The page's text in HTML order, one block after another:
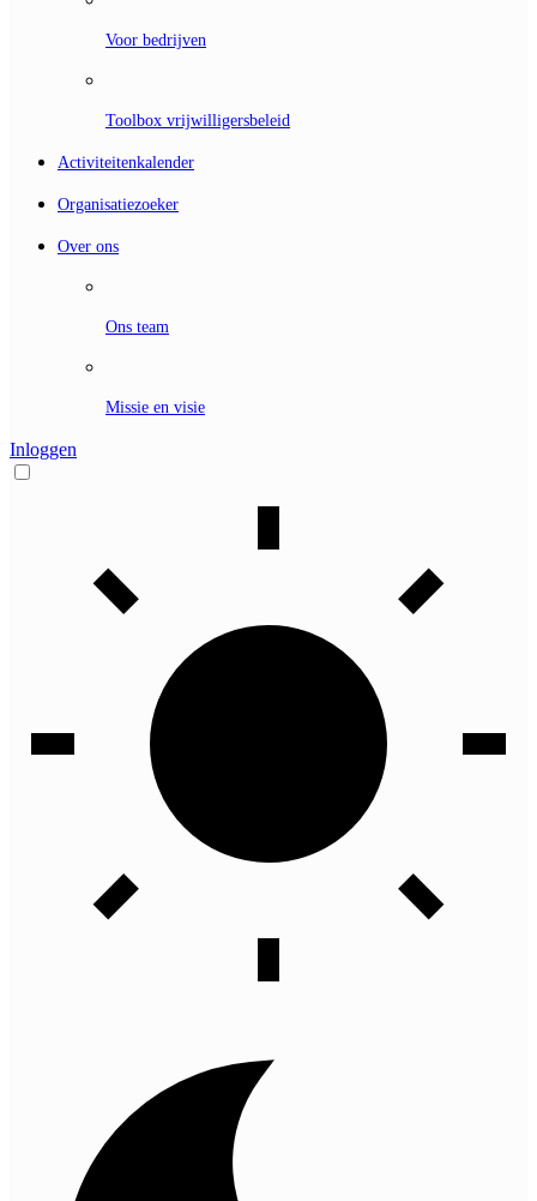
Voor bedrijven
Toolbox vrijwilligersbeleid
Activiteitenkalender
Organisatiezoeker
Over ons
Ons team
Missie en visie
Inloggen